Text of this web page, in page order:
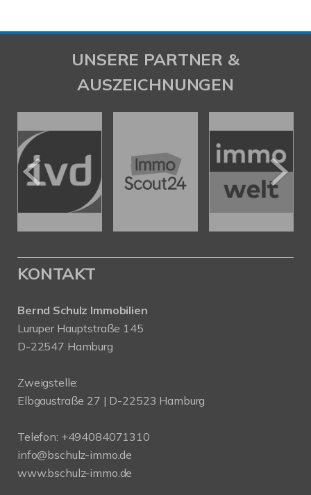
UNSERE PARTNER &
AUSZEICHNUNGEN
KONTAKT
Bernd Schulz Immobilien
Luruper Hauptstraße 145
D-22547 Hamburg
Zweigstelle:
Elbgaustraße 27 | D-22523 Hamburg
Telefon: +494084071310
info@bschulz-immo.de
www.bschulz-immo.de